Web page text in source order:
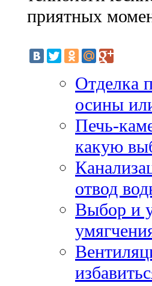
приятных
Отделка
осины
Печь-
какую
отвод
Выбор и